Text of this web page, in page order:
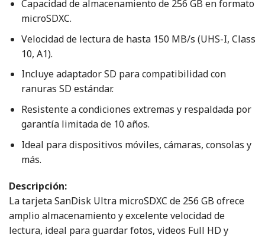
Capacidad de almacenamiento de 256 GB en formato
microSDXC.
Velocidad de lectura de hasta 150 MB/s (UHS-I, Class
10, A1).
Incluye adaptador SD para compatibilidad con
ranuras SD estándar.
Resistente a condiciones extremas y respaldada por
garantía limitada de 10 años.
Ideal para dispositivos móviles, cámaras, consolas y
más.
Descripción:
La tarjeta SanDisk Ultra microSDXC de 256 GB ofrece
amplio almacenamiento y excelente velocidad de
lectura, ideal para guardar fotos, videos Full HD y